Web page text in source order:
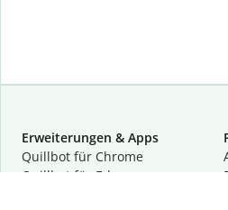
Erweiterungen & Apps
Quillbot für Chrome
Quillbot für Edge